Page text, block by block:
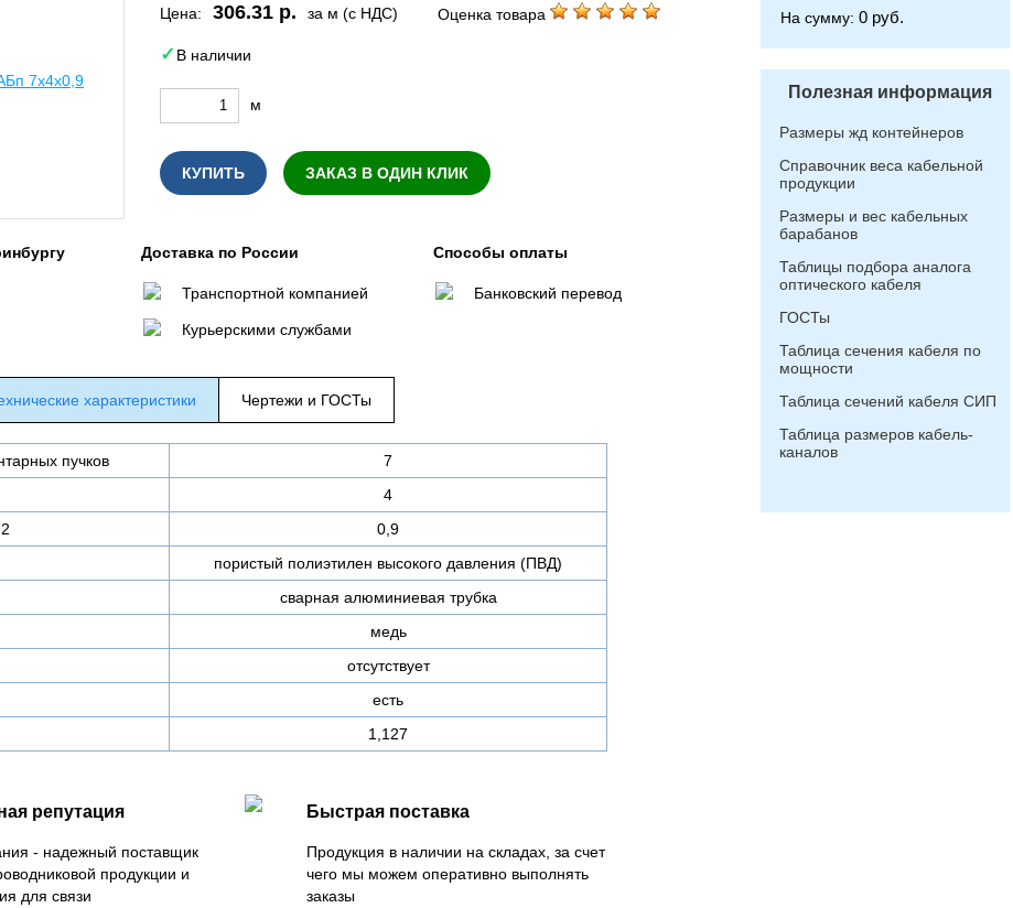
Цена: 306.31 р. за м (с НДС) Оценка товара
В наличии
м
КУПИТЬ ЗАКАЗ В ОДИН КЛИК
Доставка по России
Транспортной компанией
Курьерскими службами
Способы оплаты
Банковский перевод
характеристики Чертежи и ГОСТы
пучков
7
4
0,9
пористый полиэтилен высокого давления (ПВД)
сварная алюминиевая трубка
медь
отсутствует
есть
1,127
репутация
- надежный поставщик
продукции и
для связи
Быстрая поставка
Продукция в наличии на складах, за счет
чего мы можем оперативно выполнять
заказы
На сумму: 0 руб.
Полезная информация
Размеры жд контейнеров
Справочник веса кабельной
продукции
Размеры и вес кабельных
барабанов
Таблицы подбора аналога
оптического кабеля
ГОСТы
Таблица сечения кабеля по
мощности
Таблица сечений кабеля СИП
Таблица размеров кабель-
каналов